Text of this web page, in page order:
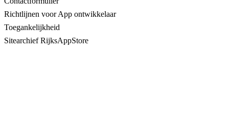
Richtlijnen voor App ontwikkelaar
Toegankelijkheid
Sitearchief RijksAppStore